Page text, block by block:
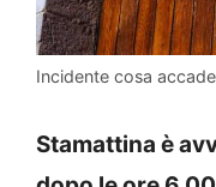
Incidente cosa
Stamattina è